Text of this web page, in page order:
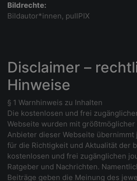
Bildrechte:
Bildautor*innen, pullPIX
Disclaimer –
Hinweise
§ 1 Warnhinweis zu Inhalten
Die kostenlosen und frei
Webseite wurden mit
Anbieter dieser Webseite übernimmt
für die Richtigkeit und Aktualität der
kostenlosen und frei zugänglichen
Ratgeber und Nachrichten.
Beiträge geben die Meinung des